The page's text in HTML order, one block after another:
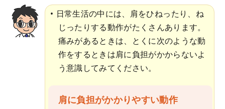
日常生活の中には、肩をひねったり、ね
じったりする動作がたくさんあります。
痛みがあるときは、とくに次のような動
作をするときは肩に負担がかからないよ
う意識してみてください。
肩に負担がかかりやすい動作